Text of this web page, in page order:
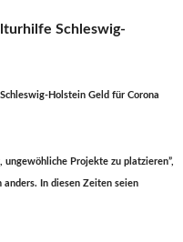
Schleswig-
Holstein Geld für Corona
Projekte zu platzieren”,
In diesen Zeiten seien